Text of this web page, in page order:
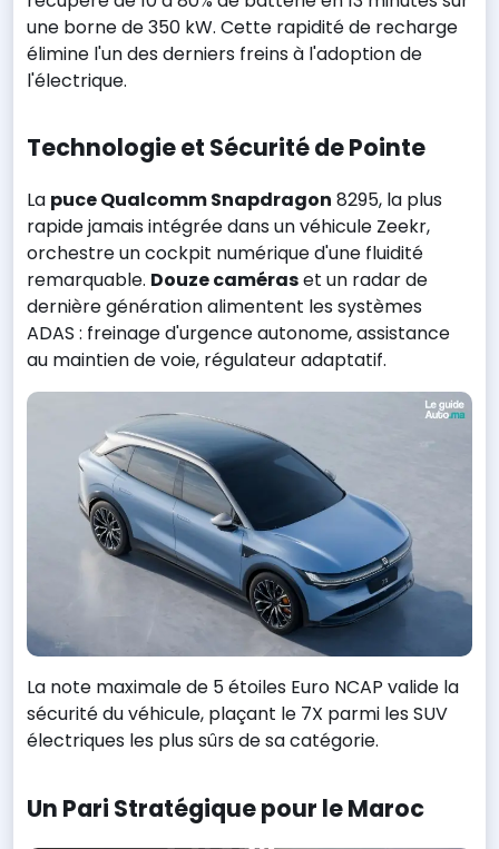
une borne de 350 kW. Cette rapidité de recharge
élimine l'un des derniers freins à l'adoption de
l'électrique.
Technologie et Sécurité de Pointe
La puce Qualcomm Snapdragon 8295, la plus
rapide jamais intégrée dans un véhicule Zeekr,
orchestre un cockpit numérique d'une fluidité
remarquable. Douze caméraset un radar de
dernière génération alimentent les systèmes
ADAS : freinage d'urgence autonome, assistance
au maintien de voie, régulateur adaptatif.
La note maximale de 5 étoiles Euro NCAP valide la
sécurité du véhicule, plaçant le 7X parmi les SUV
électriques les plus sûrs de sa catégorie.
Un Pari Stratégique pour le Maroc